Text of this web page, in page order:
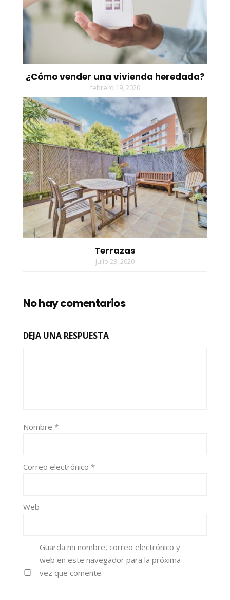
¿Cómo vender una vivienda heredada?
febrero 19, 2020
Terrazas
julio 23, 2020
No hay comentarios
DEJA UNA RESPUESTA
Nombre *
Correo electrónico *
Web
Guarda mi nombre, correo electrónico y
web en este navegador para la próxima
vez que comente.